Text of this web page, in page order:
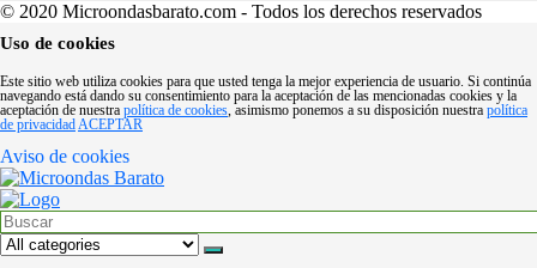
© 2020 Microondasbarato.com - Todos los derechos reservados
Uso de cookies
Este sitio web utiliza cookies para que usted tenga la mejor experiencia de usuario. Si continúa
navegando está dando su consentimiento para la aceptación de las mencionadas cookies y la
aceptación de nuestra política de cookies, asimismo ponemos a su disposición nuestra política
de privacidadACEPTAR
Aviso de cookies